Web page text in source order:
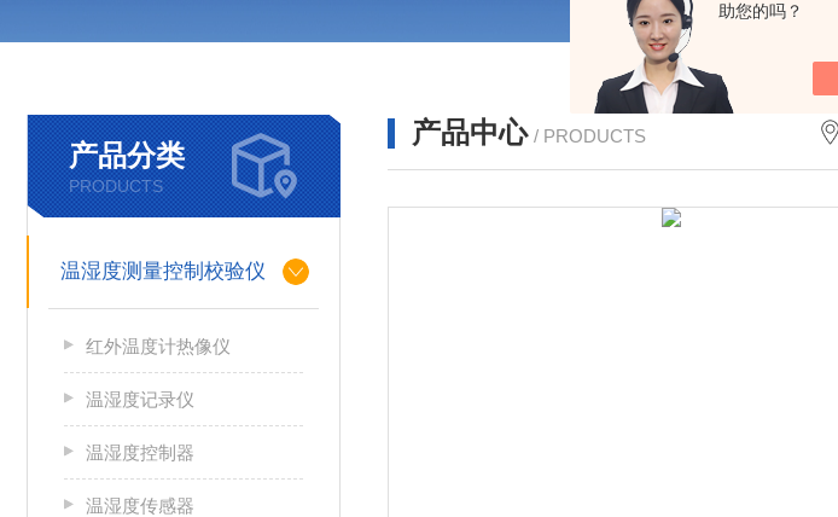
助您的吗？
产品中心 / PRODUCTS
产品分类
PRODUCTS
温湿度测量控制校验仪
红外温度计热像仪
温湿度记录仪
温湿度控制器
温湿度传感器